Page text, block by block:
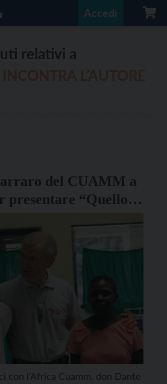
Accedi
relativi a
del CUAMM a
presentare “Quello
con l’Africa Cuamm, don Dante